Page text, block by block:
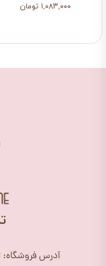
۱,۰۸۳,۰۰۰ تومان
آدرس فروشگاه: